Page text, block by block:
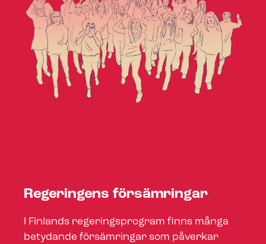
Regeringens försämringar
I Finlands regeringsprogram finns många
betydande försämringar som påverkar